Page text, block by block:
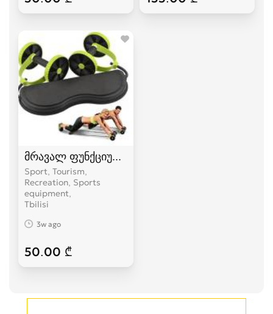
მრავალ ფუნქციური ტრენაჟორი
Sport, Tourism,
Recreation, Sports
equipment
Tbilisi
3w ago
50.00 ₾